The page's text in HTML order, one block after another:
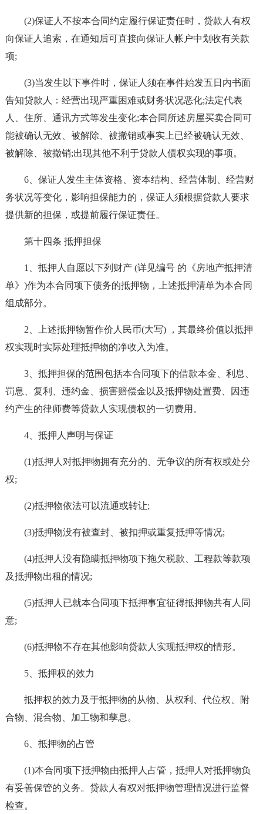
(2)保证人不按本合同约定履行保证责任时，贷款人有权
向保证人追索，在通知后可直接向保证人帐户中划收有关款
项;
(3)当发生以下事件时，保证人须在事件始发五日内书面
告知贷款人：经营出现严重困难或财务状况恶化;法定代表
人、住所、通讯方式等发生变化;本合同所述房屋买卖合同可
能被确认无效、被解除、被撤销或事实上已经被确认无效、
被解除、被撤销;出现其他不利于贷款人债权实现的事项。
6、保证人发生主体资格、资本结构、经营体制、经营财
务状况等变化，影响担保能力的，保证人须根据贷款人要求
提供新的担保，或提前履行保证责任。
第十四条 抵押担保
1、抵押人自愿以下列财产 (详见编号 的《房地产抵押清
单》)作为本合同项下债务的抵押物，上述抵押清单为本合同
组成部分。
2、上述抵押物暂作价人民币(大写) ，其最终价值以抵押
权实现时实际处理抵押物的净收入为准。
3、抵押担保的范围包括本合同项下的借款本金、利息、
罚息、复利、违约金、损害赔偿金以及抵押物处置费、因违
约产生的律师费等贷款人实现债权的一切费用。
4、抵押人声明与保证
(1)抵押人对抵押物拥有充分的、无争议的所有权或处分
权;
(2)抵押物依法可以流通或转让;
(3)抵押物没有被查封、被扣押或重复抵押等情况;
(4)抵押人没有隐瞒抵押物项下拖欠税款、工程款等款项
及抵押物出租的情况;
(5)抵押人已就本合同项下抵押事宜征得抵押物共有人同
意;
(6)抵押物不存在其他影响贷款人实现抵押权的情形。
5、抵押权的效力
抵押权的效力及于抵押物的从物、从权利、代位权、附
合物、混合物、加工物和孳息。
6、抵押物的占管
(1)本合同项下抵押物由抵押人占管，抵押人对抵押物负
有妥善保管的义务。贷款人有权对抵押物管理情况进行监督
检查。